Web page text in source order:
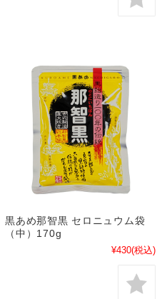
黒あめ那智黒 セロニュウム袋
（中）170g
¥430(税込)